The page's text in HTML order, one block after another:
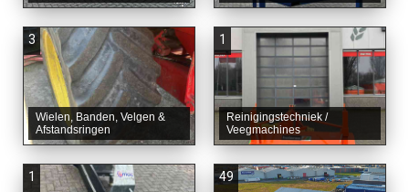
3
Wielen, Banden, Velgen &
Afstandsringen
1
Reinigingstechniek /
Veegmachines
1 49